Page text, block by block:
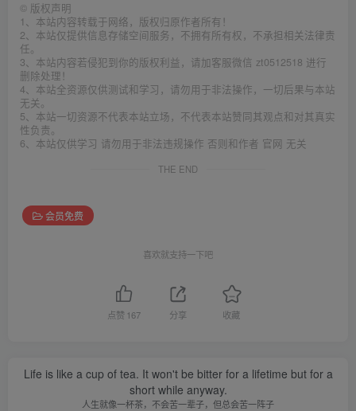
© 版权声明
1、本站内容转载于网络，版权归原作者所有！
2、本站仅提供信息存储空间服务，不拥有所有权，不承担相关法律责
任。
3、本站内容若侵犯到你的版权利益，请加客服微信 zt0512518 进行
删除处理！
4、本站全资源仅供测试和学习，请勿用于非法操作，一切后果与本站
无关。
5、本站一切资源不代表本站立场，不代表本站赞同其观点和对其真实
性负责。
6、本站仅供学习 请勿用于非法违规操作 否则和作者 官网 无关
THE END
会员免费
喜欢就支持一下吧
点赞 167 分享 收藏
Life is like a cup of tea. It won't be bitter for a lifetime but for a
short while anyway.
人生就像一杯茶，不会苦一辈子，但总会苦一阵子